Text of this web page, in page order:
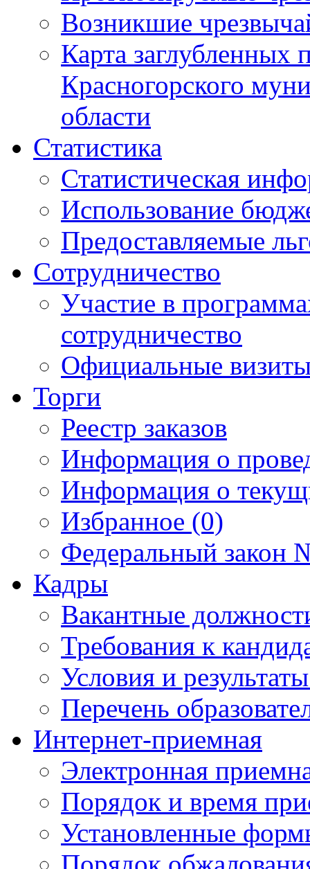
Возникшие
Карта
Красногорского
области
Статистика
Статистическая
Использование
Предоставляемые
Сотрудничество
Участие в
сотрудничество
Официальные
Торги
Реестр заказов
Информация о
Информация о
Избранное (0)
Федеральный закон
Кадры
Вакантные
Требования к
Условия и
Перечень
Интернет-приемная
Электронная
Порядок и время
Установленные